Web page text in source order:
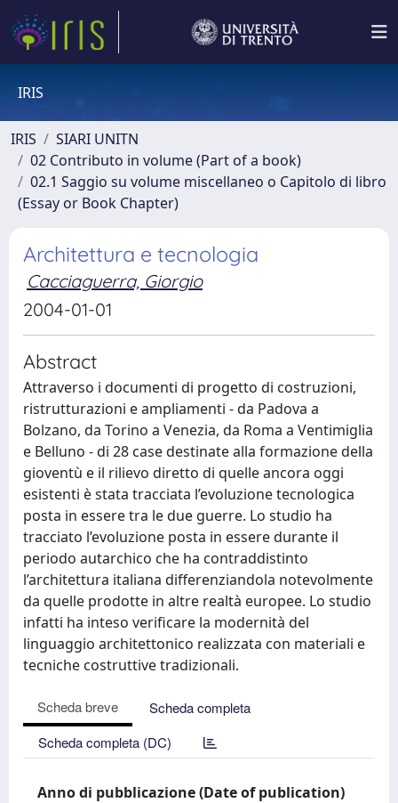
IRIS
IRIS
SIARI UNITN
02 Contributo in volume (Part of a book)
02.1 Saggio su volume miscellaneo o Capitolo di libro
(Essay or Book Chapter)
Architettura e tecnologia
Cacciaguerra, Giorgio
2004-01-01
Abstract
Attraverso i documenti di progetto di costruzioni,
ristrutturazioni e ampliamenti - da Padova a
Bolzano, da Torino a Venezia, da Roma a Ventimiglia
e Belluno - di 28 case destinate alla formazione della
gioventù e il rilievo diretto di quelle ancora oggi
esistenti è stata tracciata l’evoluzione tecnologica
posta in essere tra le due guerre. Lo studio ha
tracciato l’evoluzione posta in essere durante il
periodo autarchico che ha contraddistinto
l’architettura italiana differenziandola notevolmente
da quelle prodotte in altre realtà europee. Lo studio
infatti ha inteso verificare la modernità del
linguaggio architettonico realizzata con materiali e
tecniche costruttive tradizionali.
Scheda breve
Scheda completa
Scheda completa (DC)
Anno di pubblicazione (Date of publication)